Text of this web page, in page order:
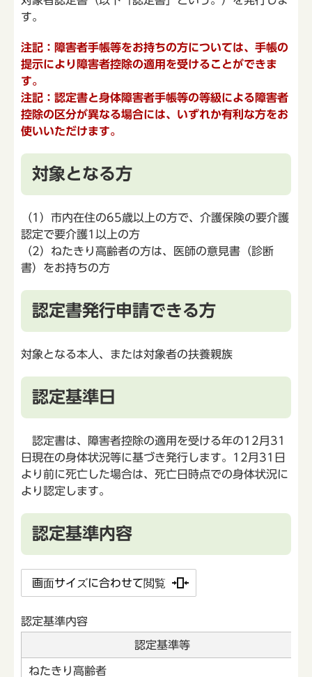
す。
注記：障害者手帳等をお持ちの方については、手帳の
提示により障害者控除の適用を受けることができま
す。
注記：認定書と身体障害者手帳等の等級による障害者
控除の区分が異なる場合には、いずれか有利な方をお
使いいただけます。
対象となる方
（1）市内在住の65歳以上の方で、介護保険の要介護
認定で要介護1以上の方
（2）ねたきり高齢者の方は、医師の意見書（診断
書）をお持ちの方
認定書発行申請できる方
対象となる本人、または対象者の扶養親族
認定基準日
認定書は、障害者控除の適用を受ける年の12月31
日現在の身体状況等に基づき発行します。12月31日
より前に死亡した場合は、死亡日時点での身体状況に
より認定します。
認定基準内容
画面サイズに合わせて閲覧
認定基準内容
認定基準等
ねたきり高齢者